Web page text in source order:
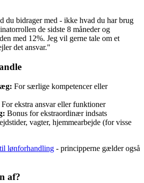
du bidrager med - ikke hvad du har brug
de sidste 8 måneder og
med 12%. Jeg vil gerne tale om et
det ansvar."
For særlige kompetencer eller
For ekstra ansvar eller funktioner
Bonus for ekstraordinær indsats
vagter, hjemmearbejde (for visse
lønforhandling - principperne gælder også
af?